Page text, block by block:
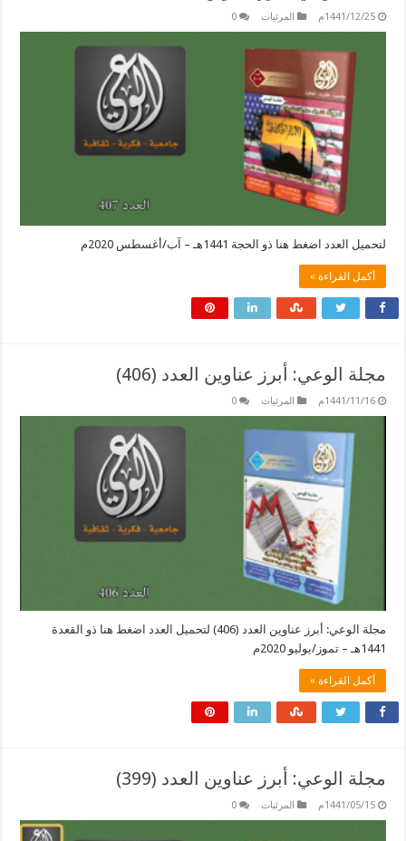
1441/12/25م المرئيات 0
لتحميل العدد اضغط هنا ذو الحجة 1441هـ – آب/أغسطس 2020م
أكمل القراءة »
مجلة الوعي: أبرز عناوين العدد (406)
1441/11/16م المرئيات 0
مجلة الوعي: أبرز عناوين العدد (406) لتحميل العدد اضغط هنا ذو القعدة
1441هـ – تموز/يوليو 2020م
أكمل القراءة »
مجلة الوعي: أبرز عناوين العدد (399)
1441/05/15م المرئيات 0